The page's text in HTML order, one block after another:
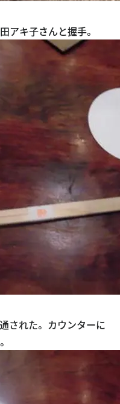
アキ子さんと握手。
された。 カウンターに